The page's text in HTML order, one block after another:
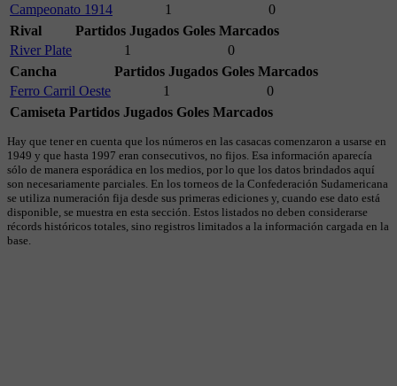
Campeonato 1914 1
0
Rival
Partidos Jugados Goles Marcados
River Plate
1
0
Cancha
Partidos Jugados Goles Marcados
Ferro Carril Oeste
1
0
Camiseta Partidos Jugados Goles Marcados
Hay que tener en cuenta que los números en las casacas comenzaron a usarse en
1949 y que hasta 1997 eran consecutivos, no fijos. Esa información aparecía
sólo de manera esporádica en los medios, por lo que los datos brindados aquí
son necesariamente parciales. En los torneos de la Confederación Sudamericana
se utiliza numeración fija desde sus primeras ediciones y, cuando ese dato está
disponible, se muestra en esta sección. Estos listados no deben considerarse
récords históricos totales, sino registros limitados a la información cargada en la
base.